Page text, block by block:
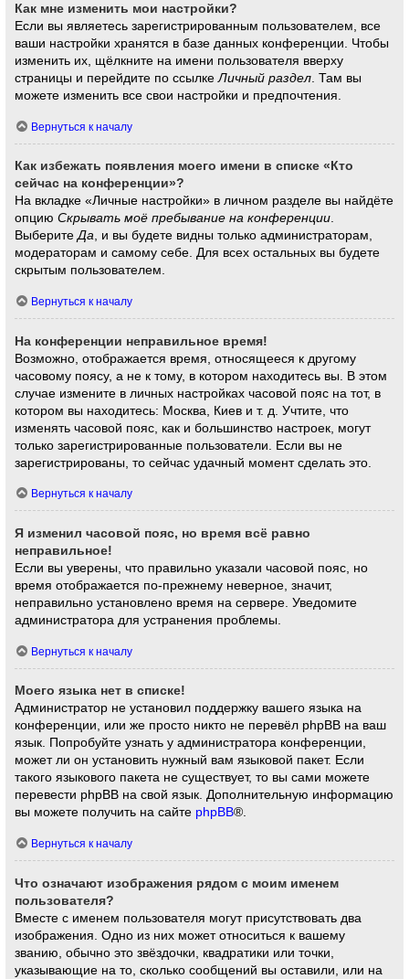
Как мне изменить мои настройки?
Если вы являетесь зарегистрированным пользователем, все
ваши настройки хранятся в базе данных конференции. Чтобы
изменить их, щёлкните на имени пользователя вверху
страницы и перейдите по ссылкеЛичный раздел . Там вы
можете изменить все свои настройки и предпочтения.
Вернуться к началу
Как избежать появления моего имени в списке «Кто
сейчас на конференции»?
На вкладке «Личные настройки» в личном разделе вы найдёте
опциюСкрывать моё пребывание на конференции.
ВыберитеДа, и вы будете видны только администраторам,
модераторам и самому себе. Для всех остальных вы будете
скрытым пользователем.
Вернуться к началу
На конференции неправильное время!
Возможно, отображается время, относящееся к другому
часовому поясу, а не к тому, в котором находитесь вы. В этом
случае измените в личных настройках часовой пояс на тот, в
котором вы находитесь: Москва, Киев и т. д. Учтите, что
изменять часовой пояс, как и большинство настроек, могут
только зарегистрированные пользователи. Если вы не
зарегистрированы, то сейчас удачный момент сделать это.
Вернуться к началу
Я изменил часовой пояс, но время всё равно
неправильное!
Если вы уверены, что правильно указали часовой пояс, но
время отображается по-прежнему неверное, значит,
неправильно установлено время на сервере. Уведомите
администратора для устранения проблемы.
Вернуться к началу
Моего языка нет в списке!
Администратор не установил поддержку вашего языка на
конференции, или же просто никто не перевёл phpBB на ваш
язык. Попробуйте узнать у администратора конференции,
может ли он установить нужный вам языковой пакет. Если
такого языкового пакета не существует, то вы сами можете
перевести phpBB на свой язык. Дополнительную информацию
вы можете получить на сайте phpBB®.
Вернуться к началу
Что означают изображения рядом с моим именем
пользователя?
Вместе с именем пользователя могут присутствовать два
изображения. Одно из них может относиться к вашему
званию, обычно это звёздочки, квадратики или точки,
указывающие на то, сколько сообщений вы оставили, или на